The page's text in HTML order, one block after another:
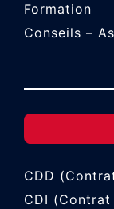
Formation
Conseils –
CDD
CDI